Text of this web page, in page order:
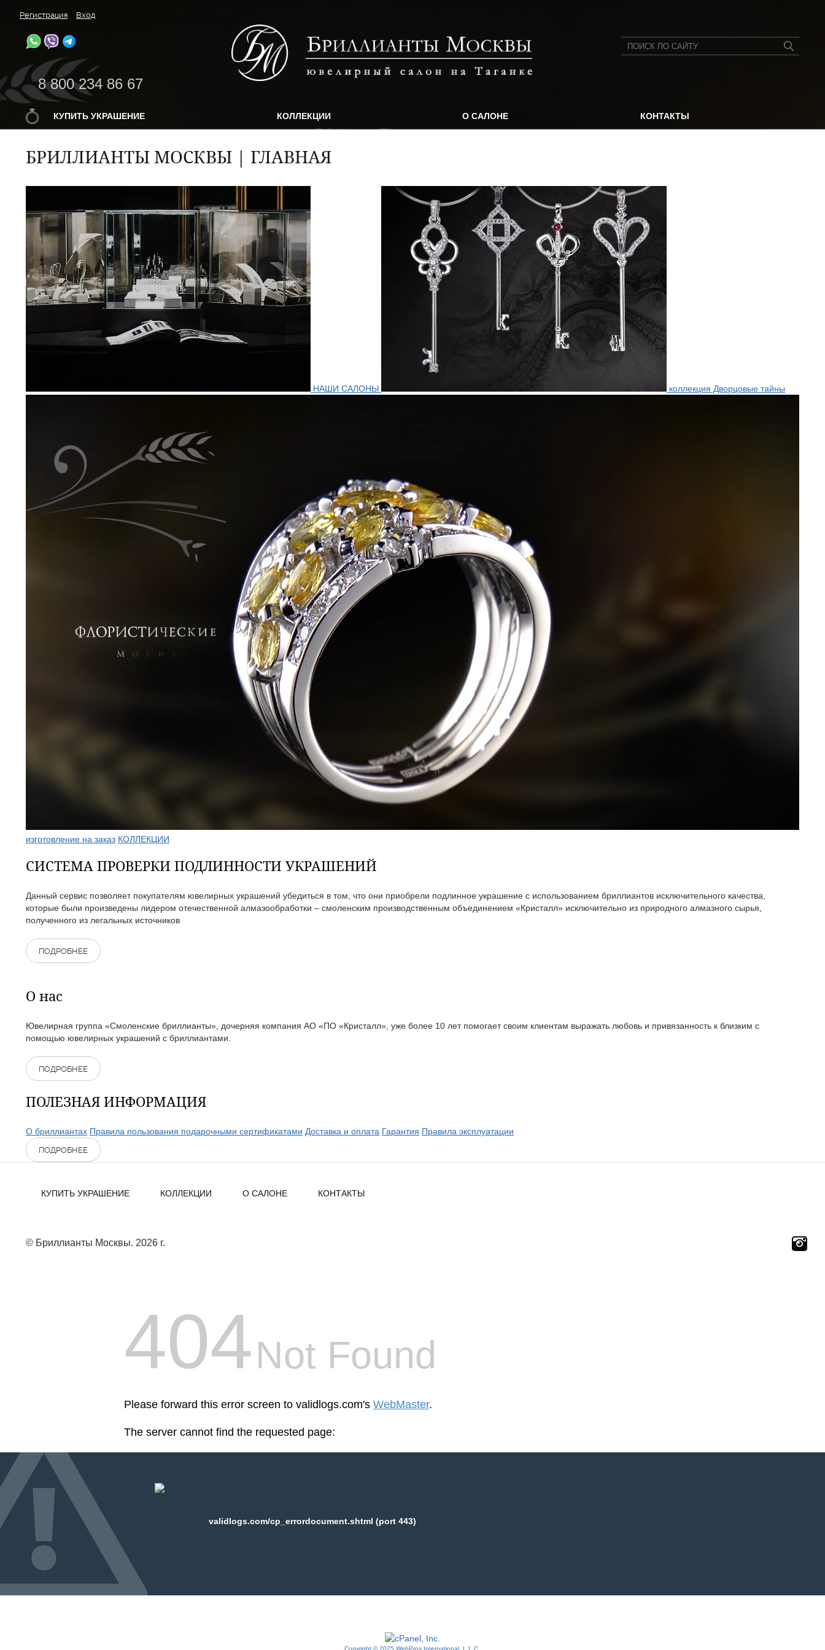
Регистрация Вход
8 800 234 86 67
КУПИТЬ УКРАШЕНИЕ КОЛЛЕКЦИИ О САЛОНЕ КОНТАКТЫ
БРИЛЛИАНТЫ МОСКВЫ | ГЛАВНАЯ
НАШИ САЛОНЫ коллекция Дворцовые тайны
изготовление на заказ КОЛЛЕКЦИИ
СИСТЕМА ПРОВЕРКИ ПОДЛИННОСТИ УКРАШЕНИЙ
Данный сервис позволяет покупателям ювелирных украшений убедиться в том, что они приобрели подлинное украшение с использованием бриллиантов исключительного качества,
которые были произведены лидером отечественной алмазообработки – смоленским производственным объединением «Кристалл» исключительно из природного алмазного сырья,
полученного из легальных источников
ПОДРОБНЕЕ
О нас
Ювелирная группа «Смоленские бриллианты», дочерняя компания АО «ПО «Кристалл», уже более 10 лет помогает своим клиентам выражать любовь и привязанность к близким с
помощью ювелирных украшений с бриллиантами.
ПОДРОБНЕЕ
ПОЛЕЗНАЯ ИНФОРМАЦИЯ
О бриллиантах Правила пользования подарочными сертификатами Доставка и оплата Гарантия Правила эксплуатации
ПОДРОБНЕЕ
КУПИТЬ УКРАШЕНИЕ КОЛЛЕКЦИИ О САЛОНЕ КОНТАКТЫ
© Бриллианты Москвы. 2026 г.
404Not Found
Please forward this error screen to validlogs.com's WebMaster.
The server cannot find the requested page:
validlogs.com/cp_errordocument.shtml (port 443)
Copyright © 2025 WebPros International, L.L.C.